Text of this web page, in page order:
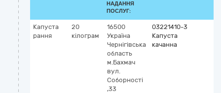
НАДАННЯ
ПОСЛУГ:
Капуста
рання
20
кілограм
16500
Україна
Чернігівська
область
м.Бахмач
вул.
Соборності
,33
03221410-3
Капуста
качанна